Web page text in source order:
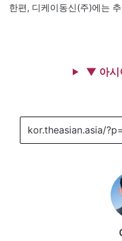
한편, 디케이동신(주)에는
▼ 아시